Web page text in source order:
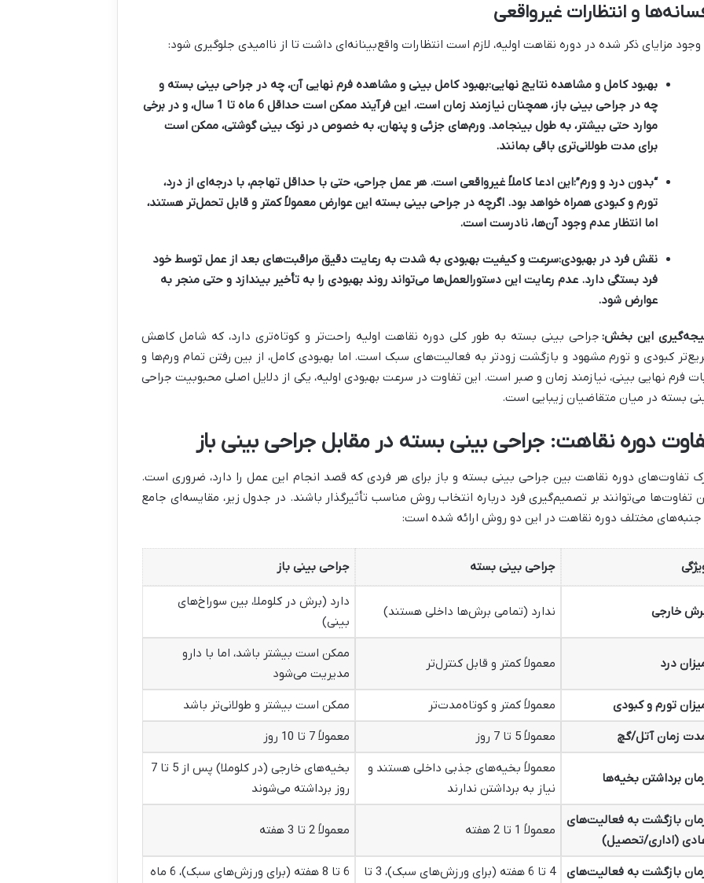
و انتظارات غیرواقعی
وجود مزایای ذکر شده در دوره نقاهت اولیه، لازم است انتظارات واقع‌بینانه‌ای داشت تا از ناامیدی جلوگیری شود:
بهبود کامل و مشاهده نتایج نهایی:بهبود کامل بینی و مشاهده فرم نهایی آن، چه در جراحی بینی بسته و
چه در جراحی بینی باز، همچنان نیازمند زمان است. این فرآیند ممکن است حداقل 6 ماه تا 1 سال، و در برخی
موارد حتی بیشتر، به طول بینجامد. ورم‌های جزئی و پنهان، به خصوص در نوک بینی گوشتی، ممکن است
برای مدت طولانی‌تری باقی بمانند.
“بدون درد و ورم”:این ادعا کاملاً غیرواقعی است. هر عمل جراحی، حتی با حداقل تهاجم، با درجه‌ای از درد،
تورم و کبودی همراه خواهد بود. اگرچه در جراحی بینی بسته این عوارض معمولاً کمتر و قابل تحمل‌تر هستند،
اما انتظار عدم وجود آن‌ها، نادرست است.
نقش فرد در بهبودی:سرعت و کیفیت بهبودی به شدت به رعایت دقیق مراقبت‌های بعد از عمل توسط خود
فرد بستگی دارد. عدم رعایت این دستورالعمل‌ها می‌تواند روند بهبودی را به تأخیر بیندازد و حتی منجر به
عوارض شود.
این بخش: جراحی بینی بسته به طور کلی دوره نقاهت اولیه راحت‌تر و کوتاه‌تری دارد، که شامل کاهش
کبودی و تورم مشهود و بازگشت زودتر به فعالیت‌های سبک است. اما بهبودی کامل، از بین رفتن تمام ورم‌ها و
فرم نهایی بینی، نیازمند زمان و صبر است. این تفاوت در سرعت بهبودی اولیه، یکی از دلایل اصلی محبوبیت جراحی
بسته در میان متقاضیان زیبایی است.
دوره نقاهت: جراحی بینی بسته در مقابل جراحی بینی باز
تفاوت‌های دوره نقاهت بین جراحی بینی بسته و باز برای هر فردی که قصد انجام این عمل را دارد، ضروری است.
تفاوت‌ها می‌توانند بر تصمیم‌گیری فرد درباره انتخاب روش مناسب تأثیرگذار باشند. در جدول زیر، مقایسه‌ای جامع
جنبه‌های مختلف دوره نقاهت در این دو روش ارائه شده است:
جراحی بینی بسته جراحی بینی باز
خارجی ندارد (تمامی برش‌ها داخلی هستند)
دارد (برش در کلوملا، بین سوراخ‌های
بینی)
درد معمولاً کمتر و قابل کنترل‌تر
ممکن است بیشتر باشد، اما با دارو
مدیریت می‌شود
تورم و کبودی
معمولاً کمتر و کوتاه‌مدت‌تر
ممکن است بیشتر و طولانی‌تر باشد
زمان آتل/گچ
معمولاً 5 تا 7 روز معمولاً 7 تا 10 روز
برداشتن بخیه‌ها
معمولاً بخیه‌های جذبی داخلی هستند و
نیاز به برداشتن ندارند
بخیه‌های خارجی (در کلوملا) پس از 5 تا 7
روز برداشته می‌شوند
بازگشت به فعالیت‌های
(اداری/تحصیل)
معمولاً 1 تا 2 هفته معمولاً 2 تا 3 هفته
بازگشت به فعالیت‌های 4 تا 6 هفته (برای ورزش‌های سبک)، 3 تا 6 تا 8 هفته (برای ورزش‌های سبک)، 6 ماه